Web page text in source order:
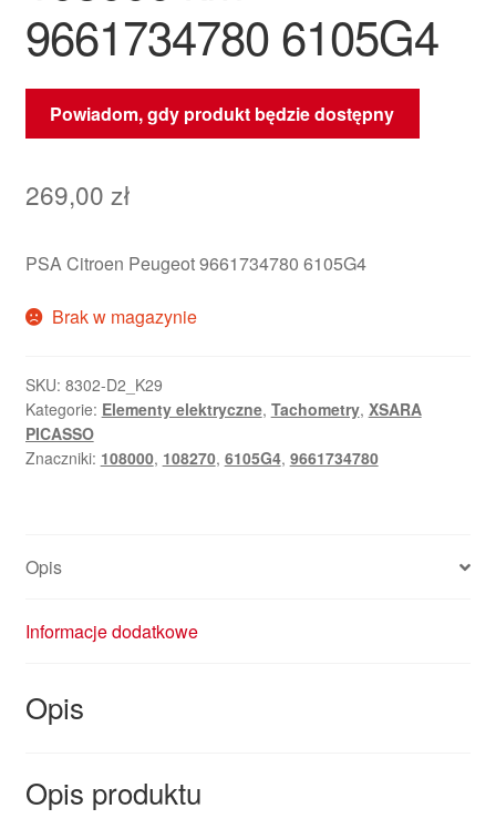
9661734780 6105G4
Powiadom, gdy produkt będzie dostępny
269,00 zł
PSA Citroen Peugeot 9661734780 6105G4
Brak w magazynie
SKU: 8302-D2_K29
Kategorie: Elementy elektryczne, Tachometry, XSARA
PICASSO
Znaczniki: 108000, 108270, 6105G4, 9661734780
Opis
Informacje dodatkowe
Opis
Opis produktu